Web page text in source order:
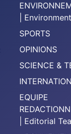
| Environment
SPORTS
OPINIONS
SCIENCE &
EQUIPE
| Editorial